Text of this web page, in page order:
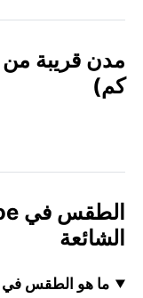
كم)
الشائعة
ما هو الطقس في Motu Koe الآن؟